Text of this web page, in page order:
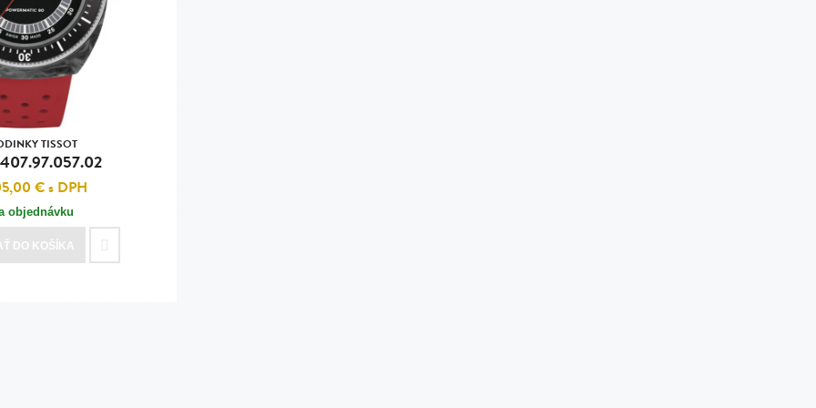
oceľ, silikón,
perla
oceľ, silikón,
oceľ
oceľ
TISSOT
€s DPH
objednávku
DO KOŠÍKA